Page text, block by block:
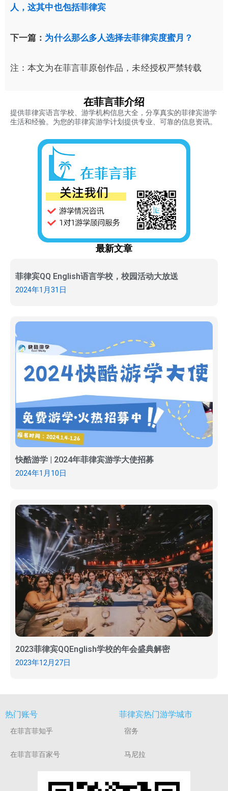
人，这其中也包括菲律宾
下一篇： 为什么那么多人选择去菲律宾度蜜月？
注：本文为在菲言菲原创作品，未经授权严禁转载
在菲言菲介绍
提供菲律宾语言学校、游学机构信息大全，分享真实的菲律宾游学
生活和经验。为您的菲律宾游学计划提供专业、可靠的信息资讯。
最新文章
菲律宾QQ English语言学校，校园活动大放送
2024年1月31日
快酷游学 | 2024年菲律宾游学大使招募
2024年1月10日
2023菲律宾QQEnglish学校的年会盛典解密
2023年12月27日
热门账号
在菲言菲知乎
在菲言菲百家号
菲律宾热门游学城市
宿务
马尼拉